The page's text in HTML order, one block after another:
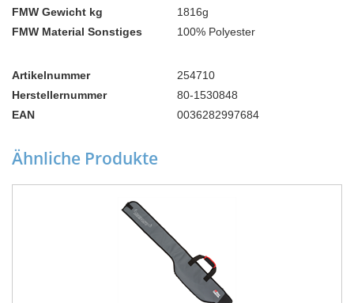
FMW Gewicht kg
1816g
FMW Material Sonstiges
100% Polyester
Artikelnummer
254710
Herstellernummer
80-1530848
EAN
0036282997684
Ähnliche Produkte